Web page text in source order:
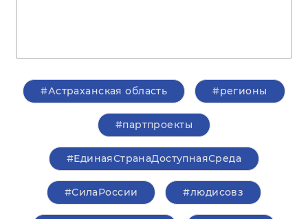
#Астраханская область #регионы
#партпроекты
#ЕдинаяСтранаДоступнаяСреда
#СилаРоссии #людисовз